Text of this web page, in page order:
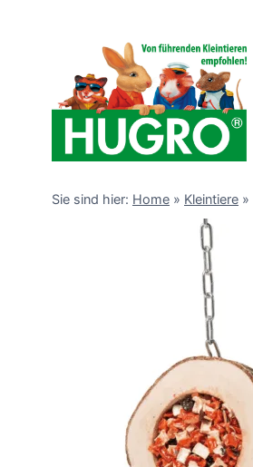
Sie sind hier: Home » Kleintiere »